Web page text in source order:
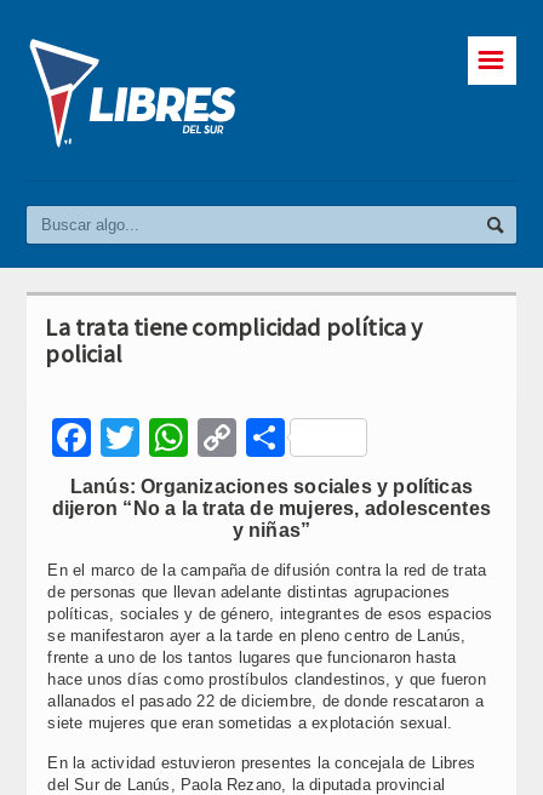
☰
La trata tiene complicidad política y
policial
Facebook
Twitter
WhatsApp
Copy
Link
Compartir
Lanús: Organizaciones sociales y políticas
dijeron “No a la trata de mujeres, adolescentes
y niñas”
En el marco de la campaña de difusión contra la red de trata
de personas que llevan adelante distintas agrupaciones
políticas, sociales y de género, integrantes de esos espacios
se manifestaron ayer a la tarde en pleno centro de Lanús,
frente a uno de los tantos lugares que funcionaron hasta
hace unos días como prostíbulos clandestinos, y que fueron
allanados el pasado 22 de diciembre, de donde rescataron a
siete mujeres que eran sometidas a explotación sexual.
En la actividad estuvieron presentes la concejala de Libres
del Sur de Lanús, Paola Rezano, la diputada provincial